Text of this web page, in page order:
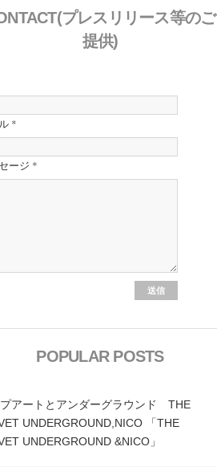
プレスリリース等のご
提供)
*
ージ *
POPULAR POSTS
アートとアンダーグラウンド THE
UNDERGROUND,NICO 「THE
UNDERGROUND &NICO」